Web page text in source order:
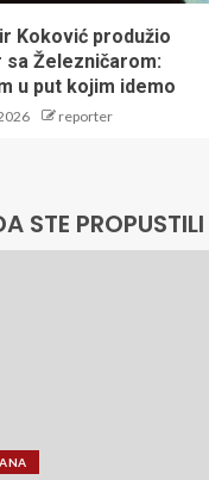
Koković produžio
sa Železničarom:
u put kojim idemo
reporter
STE PROPUSTILI